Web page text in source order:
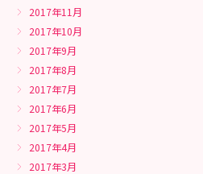
2017年11月
2017年10月
2017年9月
2017年8月
2017年7月
2017年6月
2017年5月
2017年4月
2017年3月